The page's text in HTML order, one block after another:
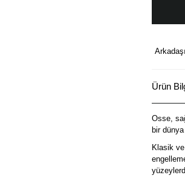
Ürün
Osse,
bir dünya
Klasik